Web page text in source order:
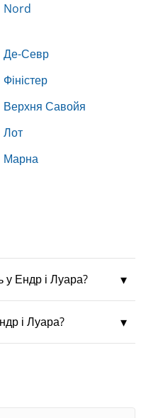
Nord
Де-Севр
Фіністер
Верхня Савойя
Лот
Марна
у Ендр і Луара?
і Луара?